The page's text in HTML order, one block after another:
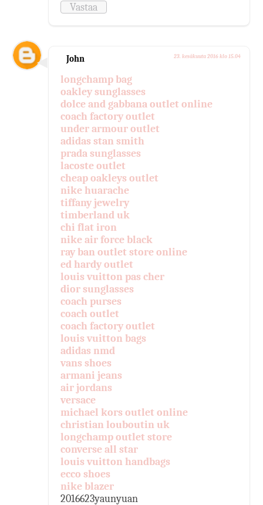
Vastaa
John 23. kesäkuuta 2016 klo 15.04
longchamp bag
oakley sunglasses
dolce and gabbana outlet online
coach factory outlet
under armour outlet
adidas stan smith
prada sunglasses
lacoste outlet
cheap oakleys outlet
nike huarache
tiffany jewelry
timberland uk
chi flat iron
nike air force black
ray ban outlet store online
ed hardy outlet
louis vuitton pas cher
dior sunglasses
coach purses
coach outlet
coach factory outlet
louis vuitton bags
adidas nmd
vans shoes
armani jeans
air jordans
versace
michael kors outlet online
christian louboutin uk
longchamp outlet store
converse all star
louis vuitton handbags
ecco shoes
nike blazer
2016623yaunyuan